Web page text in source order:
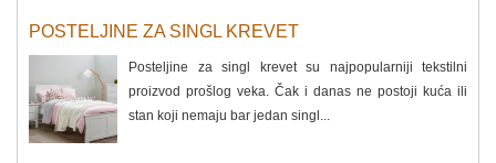
POSTELJINE ZA SINGL KREVET
Posteljine za singl krevet su najpopularniji tekstilni
proizvod prošlog veka. Čak i danas ne postoji kuća ili
stan koji nemaju bar jedan singl...